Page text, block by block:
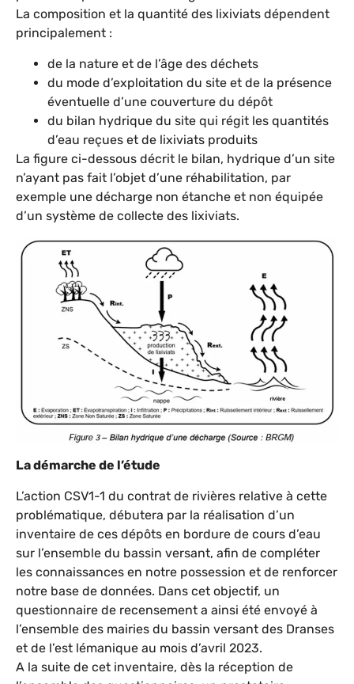
La composition et la quantité des lixiviats dépendent
principalement :
de la nature et de l’âge des déchets
du mode d’exploitation du site et de la présence
éventuelle d’une couverture du dépôt
du bilan hydrique du site qui régit les quantités
d’eau reçues et de lixiviats produits
La figure ci-dessous décrit le bilan, hydrique d’un site
n’ayant pas fait l’objet d’une réhabilitation, par
exemple une décharge non étanche et non équipée
d’un système de collecte des lixiviats.
La démarche de l’étude
L’action CSV1-1 du contrat de rivières relative à cette
problématique, débutera par la réalisation d’un
inventaire de ces dépôts en bordure de cours d’eau
sur l’ensemble du bassin versant, afin de compléter
les connaissances en notre possession et de renforcer
notre base de données. Dans cet objectif, un
questionnaire de recensement a ainsi été envoyé à
l’ensemble des mairies du bassin versant des Dranses
et de l’est lémanique au mois d’avril 2023.
A la suite de cet inventaire, dès la réception de